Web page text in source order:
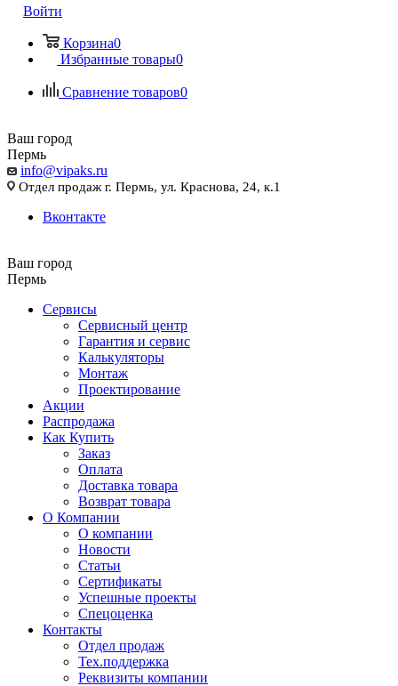
Войти
Корзина0
Избранные товары0
Сравнение товаров0
Ваш город
Пермь
info@vipaks.ru
Отдел продаж г. Пермь, ул. Краснова, 24, к.1
Вконтакте
Ваш город
Пермь
Сервисы
Сервисный центр
Гарантия и сервис
Калькуляторы
Монтаж
Проектирование
Акции
Распродажа
Как Купить
Заказ
Оплата
Доставка товара
Возврат товара
О Компании
О компании
Новости
Статьи
Сертификаты
Успешные проекты
Спецоценка
Контакты
Отдел продаж
Тех.поддержка
Реквизиты компании